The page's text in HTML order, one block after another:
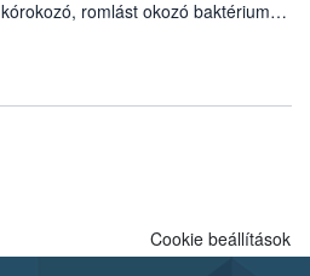
romlást okozó baktériumok
kedvez. A szabadtéri sütögetés
sütési technikáról szól: legalább
a megfelelő hőkezelés, valamint a
Programja összegyűjtötte a
Cookie beállítások